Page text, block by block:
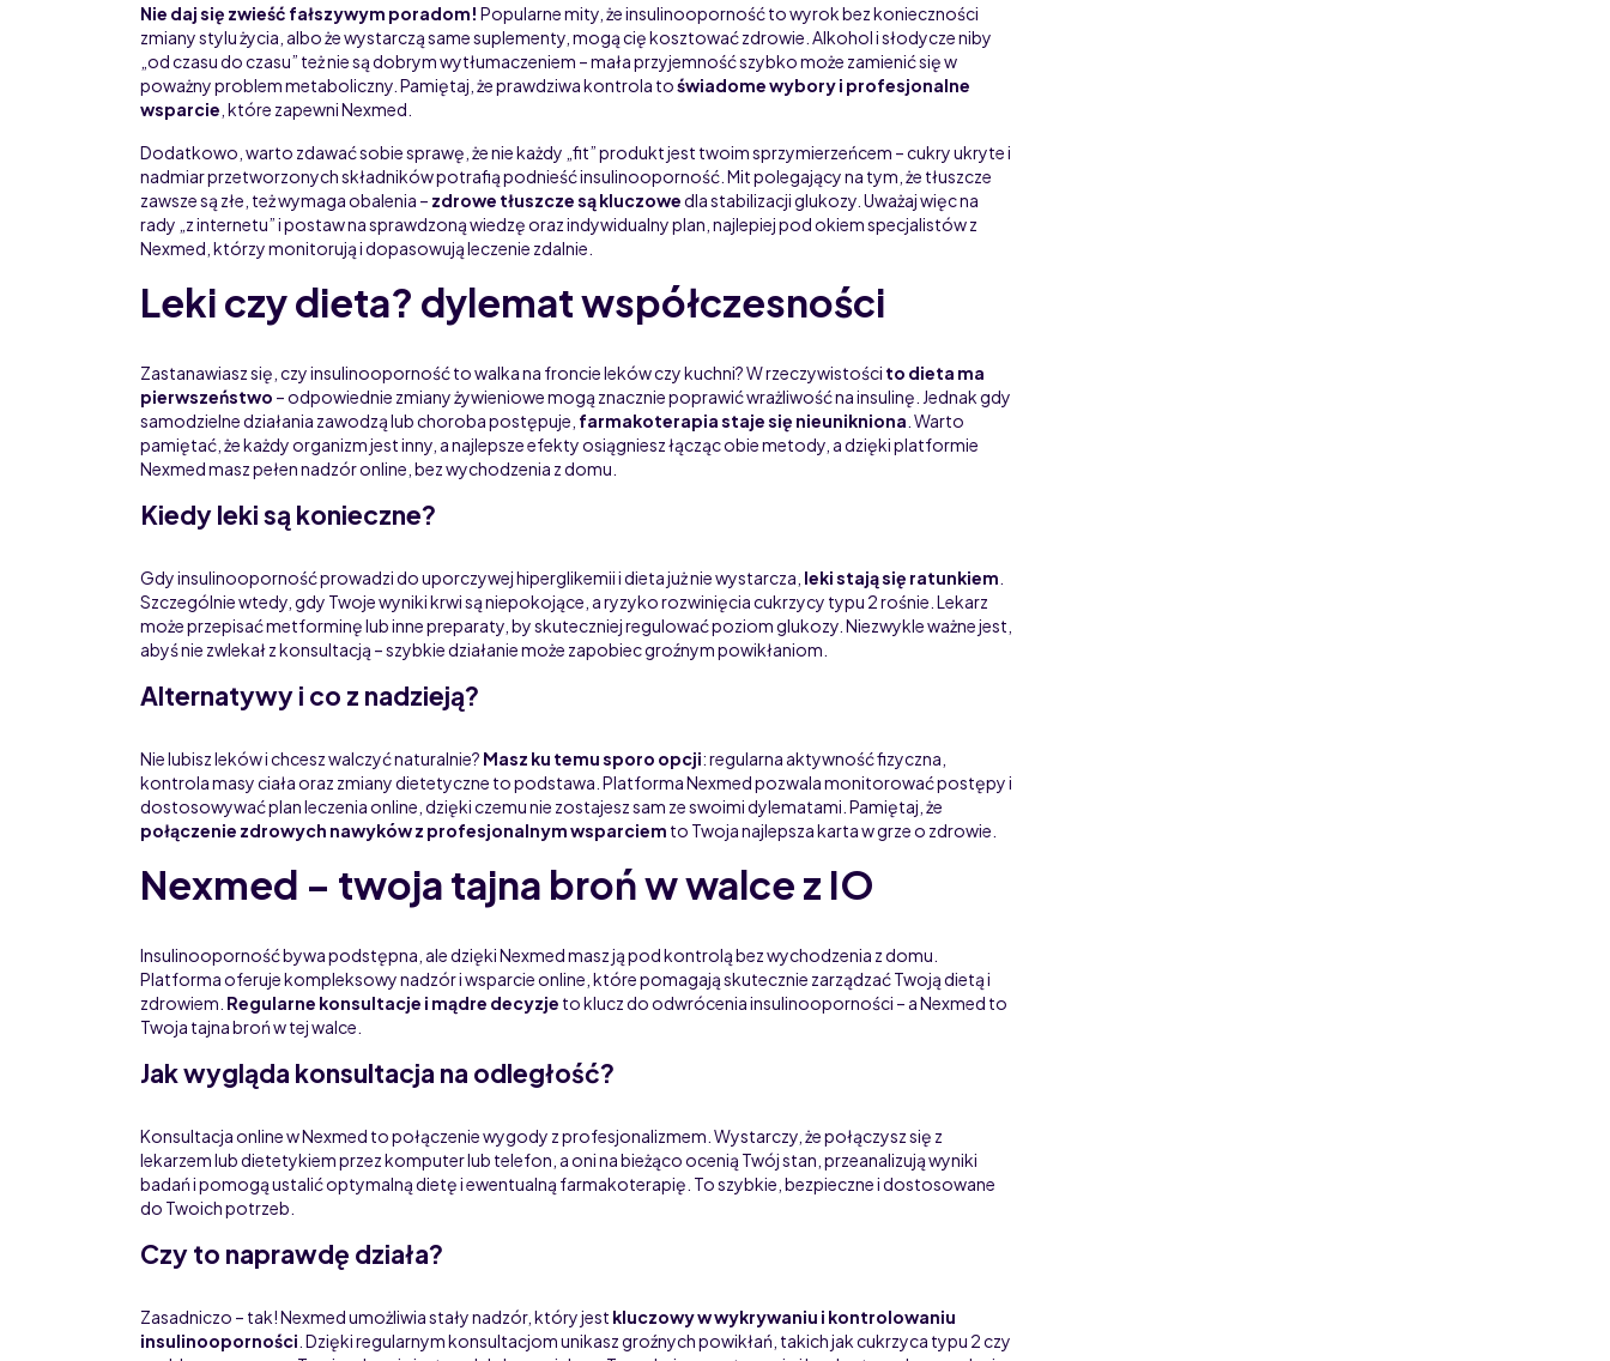
Nie daj się zwieść fałszywym poradom! Popularne mity, że insulinooporność to wyrok bez konieczności
zmiany stylu życia, albo że wystarczą same suplementy, mogą cię kosztować zdrowie. Alkohol i słodycze niby
„od czasu do czasu” też nie są dobrym wytłumaczeniem – mała przyjemność szybko może zamienić się w
poważny problem metaboliczny. Pamiętaj, że prawdziwa kontrola toświadome wybory i profesjonalne
wsparcie , które zapewni Nexmed.
Dodatkowo, warto zdawać sobie sprawę, że nie każdy „fit” produkt jest twoim sprzymierzeńcem – cukry ukryte i
nadmiar przetworzonych składników potrafią podnieść insulinooporność. Mit polegający na tym, że tłuszcze
zawsze są złe, też wymaga obalenia – zdrowe tłuszcze są kluczowedla stabilizacji glukozy. Uważaj więc na
rady „z internetu” i postaw na sprawdzoną wiedzę oraz indywidualny plan, najlepiej pod okiem specjalistów z
Nexmed, którzy monitorują i dopasowują leczenie zdalnie.
Leki czy dieta? dylemat współczesności
Zastanawiasz się, czy insulinooporność to walka na froncie leków czy kuchni? W rzeczywistości to dieta ma
pierwszeństwo – odpowiednie zmiany żywieniowe mogą znacznie poprawić wrażliwość na insulinę. Jednak gdy
samodzielne działania zawodzą lub choroba postępuje, farmakoterapia staje się nieunikniona . Warto
pamiętać, że każdy organizm jest inny, a najlepsze efekty osiągniesz łącząc obie metody, a dzięki platformie
Nexmed masz pełen nadzór online, bez wychodzenia z domu.
Kiedy leki są konieczne?
Gdy insulinooporność prowadzi do uporczywej hiperglikemii i dieta już nie wystarcza, leki stają się ratunkiem
Szczególnie wtedy, gdy Twoje wyniki krwi są niepokojące, a ryzyko rozwinięcia cukrzycy typu 2 rośnie. Lekarz
może przepisać metforminę lub inne preparaty, by skuteczniej regulować poziom glukozy. Niezwykle ważne jest,
abyś nie zwlekał z konsultacją – szybkie działanie może zapobiec groźnym powikłaniom.
Alternatywy i co z nadzieją?
Nie lubisz leków i chcesz walczyć naturalnie? Masz ku temu sporo opcji: regularna aktywność fizyczna,
kontrola masy ciała oraz zmiany dietetyczne to podstawa. Platforma Nexmed pozwala monitorować postępy i
dostosowywać plan leczenia online, dzięki czemu nie zostajesz sam ze swoimi dylematami. Pamiętaj, że
połączenie zdrowych nawyków z profesjonalnym wsparciem to Twoja najlepsza karta w grze o zdrowie.
Nexmed – twoja tajna broń w walce z IO
Insulinooporność bywa podstępna, ale dzięki Nexmed masz ją pod kontrolą bez wychodzenia z domu.
Platforma oferuje kompleksowy nadzór i wsparcie online, które pomagają skutecznie zarządzać Twoją dietą i
zdrowiem. Regularne konsultacje i mądre decyzje to klucz do odwrócenia insulinooporności – a Nexmed to
Twoja tajna broń w tej walce.
Jak wygląda konsultacja na odległość?
Konsultacja online w Nexmed to połączenie wygody z profesjonalizmem. Wystarczy, że połączysz się z
lekarzem lub dietetykiem przez komputer lub telefon, a oni na bieżąco ocenią Twój stan, przeanalizują wyniki
badań i pomogą ustalić optymalną dietę i ewentualną farmakoterapię. To szybkie, bezpieczne i dostosowane
do Twoich potrzeb.
Czy to naprawdę działa?
Zasadniczo – tak! Nexmed umożliwia stały nadzór, który jest kluczowy w wykrywaniu i kontrolowaniu
insulinooporności . Dzięki regularnym konsultacjom unikasz groźnych powikłań, takich jak cukrzyca typu 2 czy